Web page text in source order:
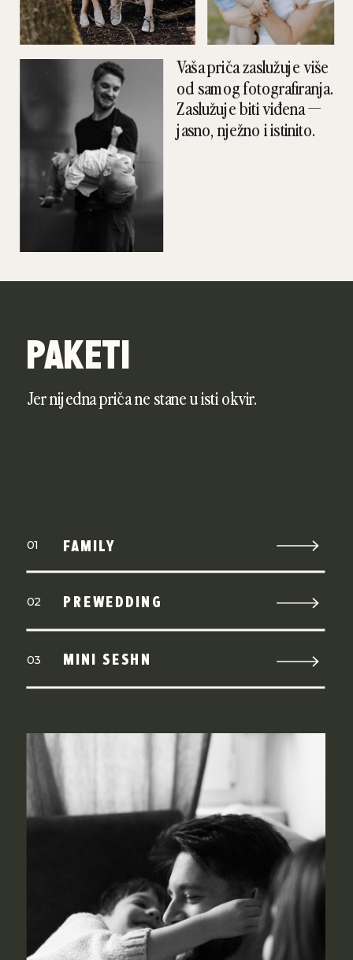
Vaša priča zaslužuje više
od samog fotografiranja.
Zaslužuje biti viđena —
jasno, nježno i istinito.
MINI SESHN
03
PREWEDDING
02
FAMILY
01
Jer nijedna priča ne stane u isti okvir.
PAKETI